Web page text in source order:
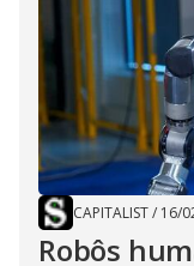
CAPITALIST/ 16/
Robôs